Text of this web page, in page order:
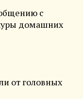
с
домашних
от головных